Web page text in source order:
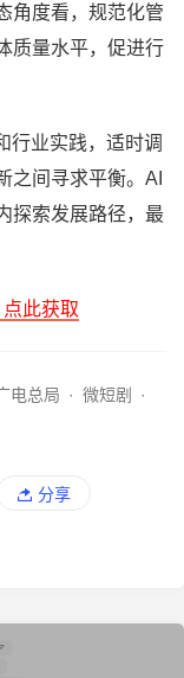
角度看，规范化管
质量水平，促进行
行业实践，适时调
之间寻求平衡。AI
探索发展路径，最
此获取
电总局 · 微短剧
·
分享